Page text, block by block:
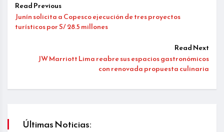
Read Previous
Junín solicita a Copesco ejecución de tres proyectos
turísticos por S/ 28.5 millones
Read Next
JW Marriott Lima reabre sus espacios gastronómicos
con renovada propuesta culinaria
Últimas Noticias: